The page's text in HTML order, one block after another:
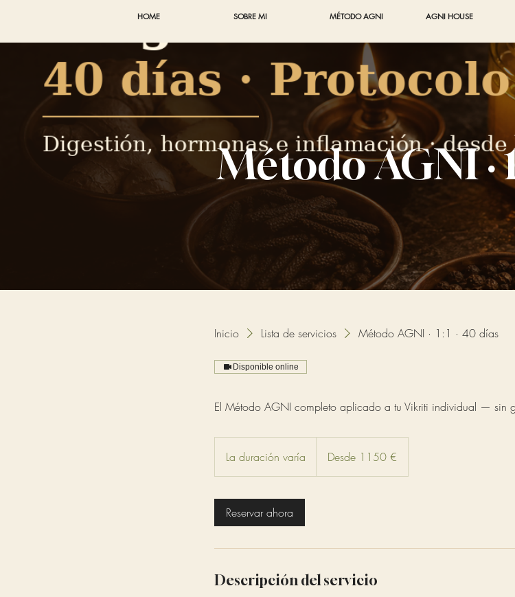
HOME SOBRE MI MÉTODO AGNI AGNI HOUSE
Método AGNI ·
Inicio Lista de servicios Método AGNI · 1:1 · 40 días
Disponible online
El Método AGNI completo aplicado a tu Vikriti individual — sin
La duración varía
a
i
ó
eurosDesde 1150 €
Reservar ahora
Descripción del servicio